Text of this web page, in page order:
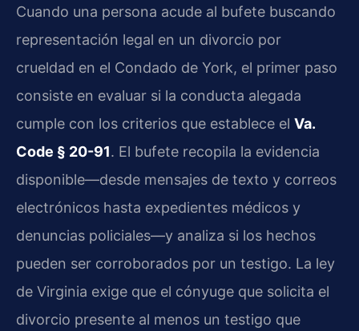
Cuando una persona acude al bufete buscando
representación legal en un divorcio por
crueldad en el Condado de York, el primer paso
consiste en evaluar si la conducta alegada
cumple con los criterios que establece el Va.
Code § 20-91. El bufete recopila la evidencia
disponible—desde mensajes de texto y correos
electrónicos hasta expedientes médicos y
denuncias policiales—y analiza si los hechos
pueden ser corroborados por un testigo. La ley
de Virginia exige que el cónyuge que solicita el
divorcio presente al menos un testigo que